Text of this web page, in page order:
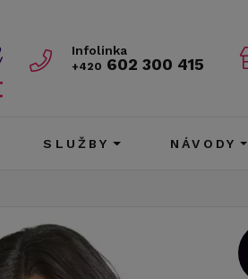
Infolinka
+420 602 300 415
SLUŽBY NÁVODY